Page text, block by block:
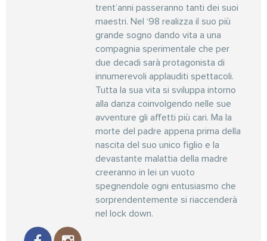
trent’anni passeranno tanti dei suoi
maestri. Nel ‘98 realizza il suo più
grande sogno dando vita a una
compagnia sperimentale che per
due decadi sarà protagonista di
innumerevoli applauditi spettacoli.
Tutta la sua vita si sviluppa intorno
alla danza coinvolgendo nelle sue
avventure gli affetti più cari. Ma la
morte del padre appena prima della
nascita del suo unico figlio e la
devastante malattia della madre
creeranno in lei un vuoto
spegnendole ogni entusiasmo che
sorprendentemente si riaccenderà
nel lock down.